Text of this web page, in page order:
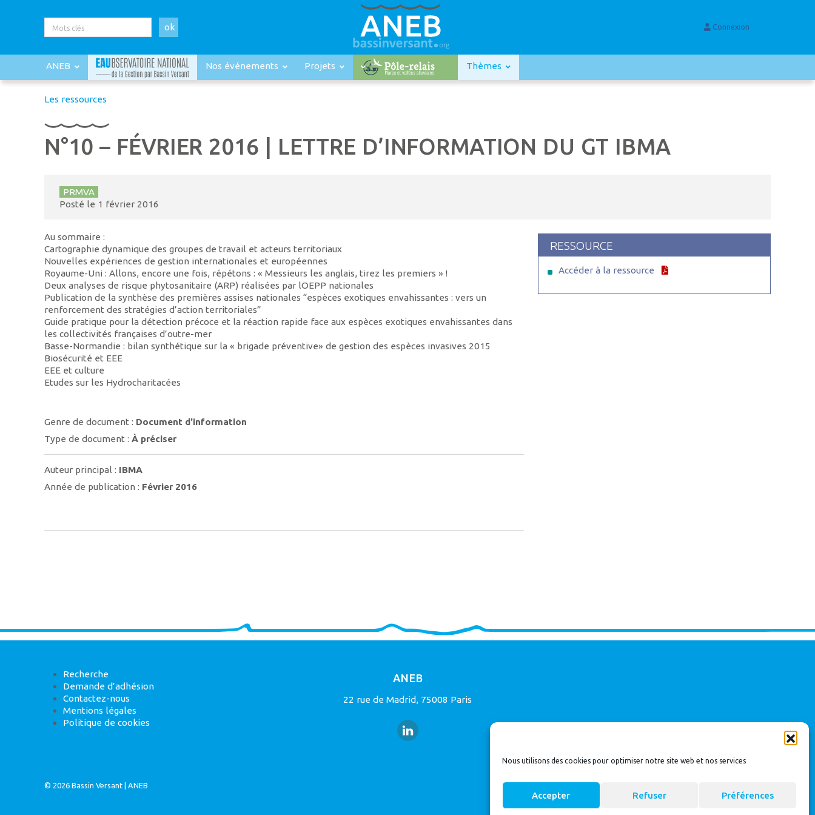
Nous utilisons des cookies pour optimiser notre site web et nos services
Accepter Refuser Préférences
ok Connexion
ANEB Nos événements Projets Thèmes
Les ressources
N°10 – FÉVRIER 2016 | LETTRE D’INFORMATION DU GT IBMA
PRMVA
Posté le 1 février 2016
Au sommaire :
Cartographie dynamique des groupes de travail et acteurs territoriaux
Nouvelles expériences de gestion internationales et européennes
Royaume-Uni : Allons, encore une fois, répétons : « Messieurs les anglais, tirez les premiers » !
Deux analyses de risque phytosanitaire (ARP) réalisées par lOEPP nationales
Publication de la synthèse des premières assises nationales “espèces exotiques envahissantes : vers un
renforcement des stratégies d’action territoriales”
Guide pratique pour la détection précoce et la réaction rapide face aux espèces exotiques envahissantes dans
les collectivités françaises d’outre-mer
Basse-Normandie : bilan synthétique sur la « brigade préventive» de gestion des espèces invasives 2015
Biosécurité et EEE
EEE et culture
Etudes sur les Hydrocharitacées
Genre de document : Document d'information
Type de document :À préciser
Auteur principal : IBMA
Année de publication : Février 2016
RESSOURCE
Accéder à la ressource
Recherche
Demande d’adhésion
Contactez-nous
Mentions légales
Politique de cookies
ANEB
22 rue de Madrid, 75008 Paris
© 2026Bassin Versant |ANEB